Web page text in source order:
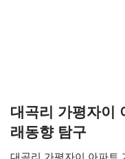
대곡리 가평자이
래동향 탐구
대곡리 가평자이 아파트